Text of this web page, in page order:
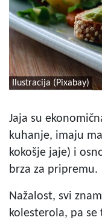
Ilustracija (Pixabay)
Jaja su
kuhanje, imaju
kokošje jaje) i
brza za pripremu.
Nažalost, svi
kolesterola, pa